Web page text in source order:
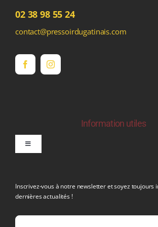
02 38 98 55 24
contact@pressoirdugatinais.com
Information utiles
Toggle
Inscrivez-vous à notre newsletter et soyez toujours
dernières actualités !